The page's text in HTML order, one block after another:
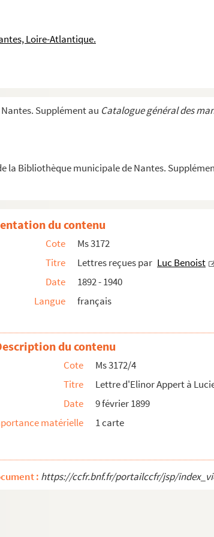
Loire-Atlantique.
Supplément au Catalogue général des
la Bibliothèque municipale de Nantes.
religieux du diocèse de Nantes
Nantes et de l'ancien séminaire
Schwob à sa femme, Marguerite Moréno, relatant son voyage vers les îles Samoa
bataille
campagnes d'Algérie
Benoist
Benoist
de la supérieure des soeurs du couvent du ...
à Luc Benoist
du contenu
Cote
Ms 3172
Titre
Lettres reçues par Luc Benoist
Date
1892 - 1940
Langue
français
du contenu
Cote
Ms 3172/4
Titre
Lettre d'Elinor Appert à
Date
9 février 1899
matérielle
1 carte
: https://ccfr.bnf.fr/portailccfr/jsp/